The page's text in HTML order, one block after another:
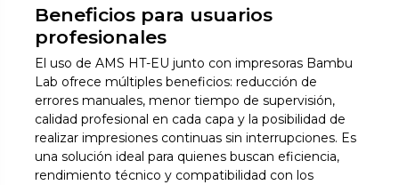
Beneficios para usuarios
profesionales
El uso de AMS HT-EU junto con impresoras Bambu
Lab ofrece múltiples beneficios: reducción de
errores manuales, menor tiempo de supervisión,
calidad profesional en cada capa y la posibilidad de
realizar impresiones continuas sin interrupciones. Es
una solución ideal para quienes buscan eficiencia,
rendimiento técnico y compatibilidad con los